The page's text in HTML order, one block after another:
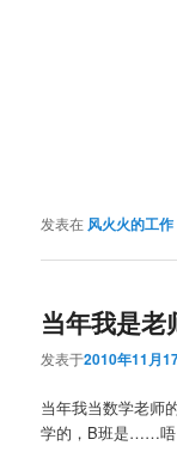
发表在 风火火的工作
当年我是老
发表于2010年11月
当年我当数学老师
学的，B班是……唔